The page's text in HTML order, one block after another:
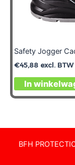
Safety Jogger
€45,88 excl. BTW
In
BFH